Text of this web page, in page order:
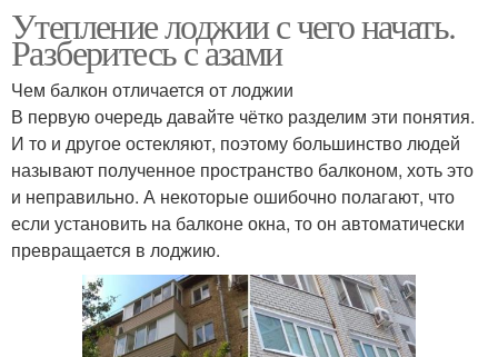
Утепление лоджии с чего начать.
Разберитесь с азами
Чем балкон отличается от лоджии
В первую очередь давайте чётко разделим эти понятия.
И то и другое остекляют, поэтому большинство людей
называют полученное пространство балконом, хоть это
и неправильно. А некоторые ошибочно полагают, что
если установить на балконе окна, то он автоматически
превращается в лоджию.